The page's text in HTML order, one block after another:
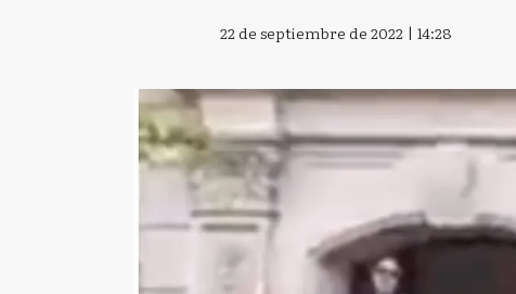
22 de septiembre de 2022 | 14:28